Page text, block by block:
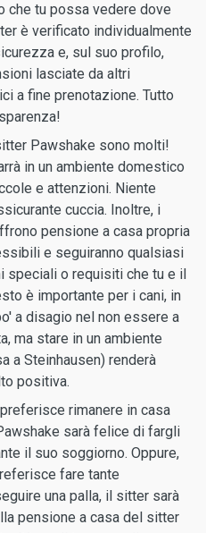
che tu possa vedere dove
è verificato individualmente
e, sul suo profilo,
lasciate da altri
a fine prenotazione. Tutto
Pawshake sono molti!
in un ambiente domestico
e attenzioni. Niente
cuccia. Inoltre, i
pensione a casa propria
e seguiranno qualsiasi
speciali o requisiti che tu e il
è importante per i cani, in
a disagio nel non essere a
ma stare in un ambiente
a Steinhausen) renderà
positiva.
rimanere in casa
sarà felice di fargli
il suo soggiorno. Oppure,
fare tante
una palla, il sitter sarà
pensione a casa del sitter